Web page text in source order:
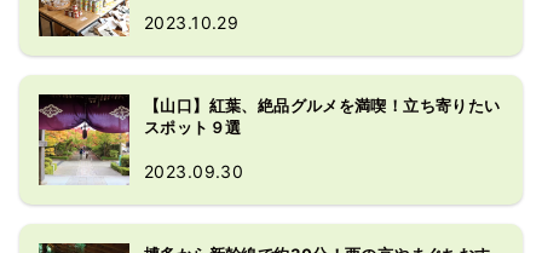
田温泉とともに刻んだ歴史に触れるこ
とができます。
また、公園内には無料で利用できる足
湯や、湯田温泉ならではの白い狐の形
響く中で、市民や観光客の人々の交流
や憩いの場になっています。
2023.10.29
【山口】紅葉、絶品グルメを満喫！立ち寄りたい
スポット９選
2023.09.30